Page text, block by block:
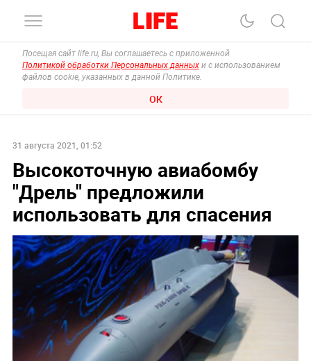
Посещая сайт life.ru, Вы соглашаетесь с приложенной
Политикой обработки Персональных данных и с использованием
файлов cookie, указанных в данной Политике.
ОК
31 августа 2021, 01:52
Высокоточную авиабомбу
"Дрель" предложили
использовать для спасения